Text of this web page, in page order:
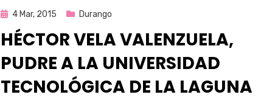
Publicada
4 Mar, 2015 Durango
HÉCTOR VELA VALENZUELA,
PUDRE A LA UNIVERSIDAD
TECNOLÓGICA DE LA LAGUNA